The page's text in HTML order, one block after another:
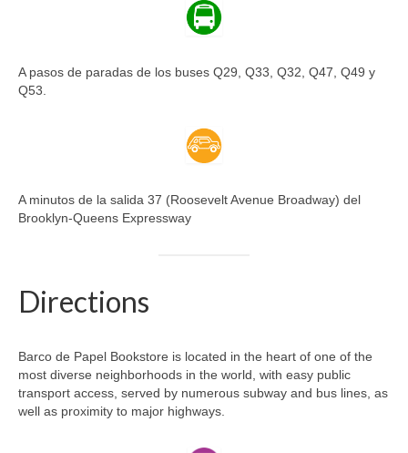
A pasos de paradas de los buses Q29, Q33, Q32, Q47, Q49 y
Q53.
A minutos de la salida 37 (Roosevelt Avenue Broadway) del
Brooklyn-Queens Expressway
Directions
Barco de Papel Bookstore is located in the heart of one of the
most diverse neighborhoods in the world, with easy public
transport access, served by numerous subway and bus lines, as
well as proximity to major highways.